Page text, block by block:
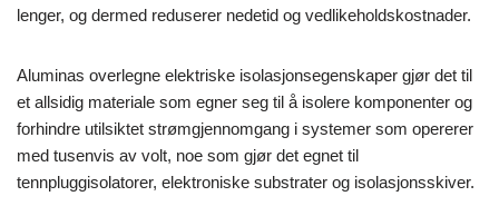
lenger, og dermed reduserer nedetid og vedlikeholdskostnader.
Aluminas overlegne elektriske isolasjonsegenskaper gjør det til
et allsidig materiale som egner seg til å isolere komponenter og
forhindre utilsiktet strømgjennomgang i systemer som opererer
med tusenvis av volt, noe som gjør det egnet til
tennpluggisolatorer, elektroniske substrater og isolasjonsskiver.